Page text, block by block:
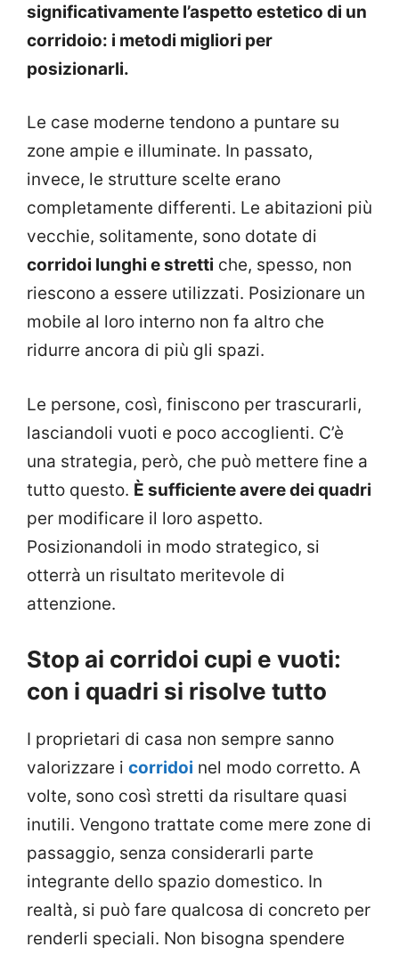
significativamente l’aspetto estetico di un
corridoio: i metodi migliori per
posizionarli.
Le case moderne tendono a puntare su
zone ampie e illuminate. In passato,
invece, le strutture scelte erano
completamente differenti. Le abitazioni più
vecchie, solitamente, sono dotate di
corridoi lunghi e stretti che, spesso, non
riescono a essere utilizzati. Posizionare un
mobile al loro interno non fa altro che
ridurre ancora di più gli spazi.
Le persone, così, finiscono per trascurarli,
lasciandoli vuoti e poco accoglienti. C’è
una strategia, però, che può mettere fine a
tutto questo. È sufficiente avere dei quadri
per modificare il loro aspetto.
Posizionandoli in modo strategico, si
otterrà un risultato meritevole di
attenzione.
Stop ai corridoi cupi e vuoti:
con i quadri si risolve tutto
I proprietari di casa non sempre sanno
valorizzare i corridoi nel modo corretto. A
volte, sono così stretti da risultare quasi
inutili. Vengono trattate come mere zone di
passaggio, senza considerarli parte
integrante dello spazio domestico. In
realtà, si può fare qualcosa di concreto per
renderli speciali. Non bisogna spendere